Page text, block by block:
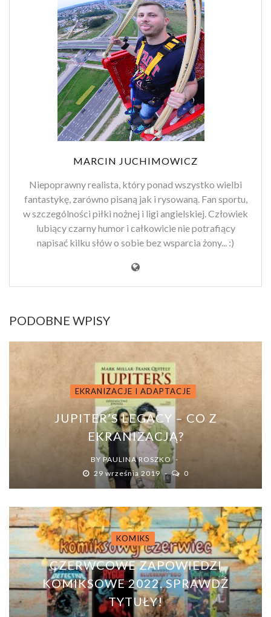
MARCIN JUCHIMOWICZ
Niepoprawny realista, który ponad wszystko wielbi
fantastykę, zarówno pisaną jak i rysowaną. Fan sportu,
w szczególności piłki nożnej i ligi angielskiej. Człowiek
lubiący czarny humor i całkowicie nie potrafiący
napisać kilku słów o sobie bez wsparcia żony... :)
PODOBNE WPISY
EKRANIZACJE I ADAPTACJE
JUPITER’S LEGACY – CO Z
EKRANIZACJĄ?
BY PAULINA ROSZKO
29 września 2019
0
KOMIKS
CZERWCOWE ZAPOWIEDZI
KOMIKSOWE 2022. SPRAWDŹ
TYTUŁY!